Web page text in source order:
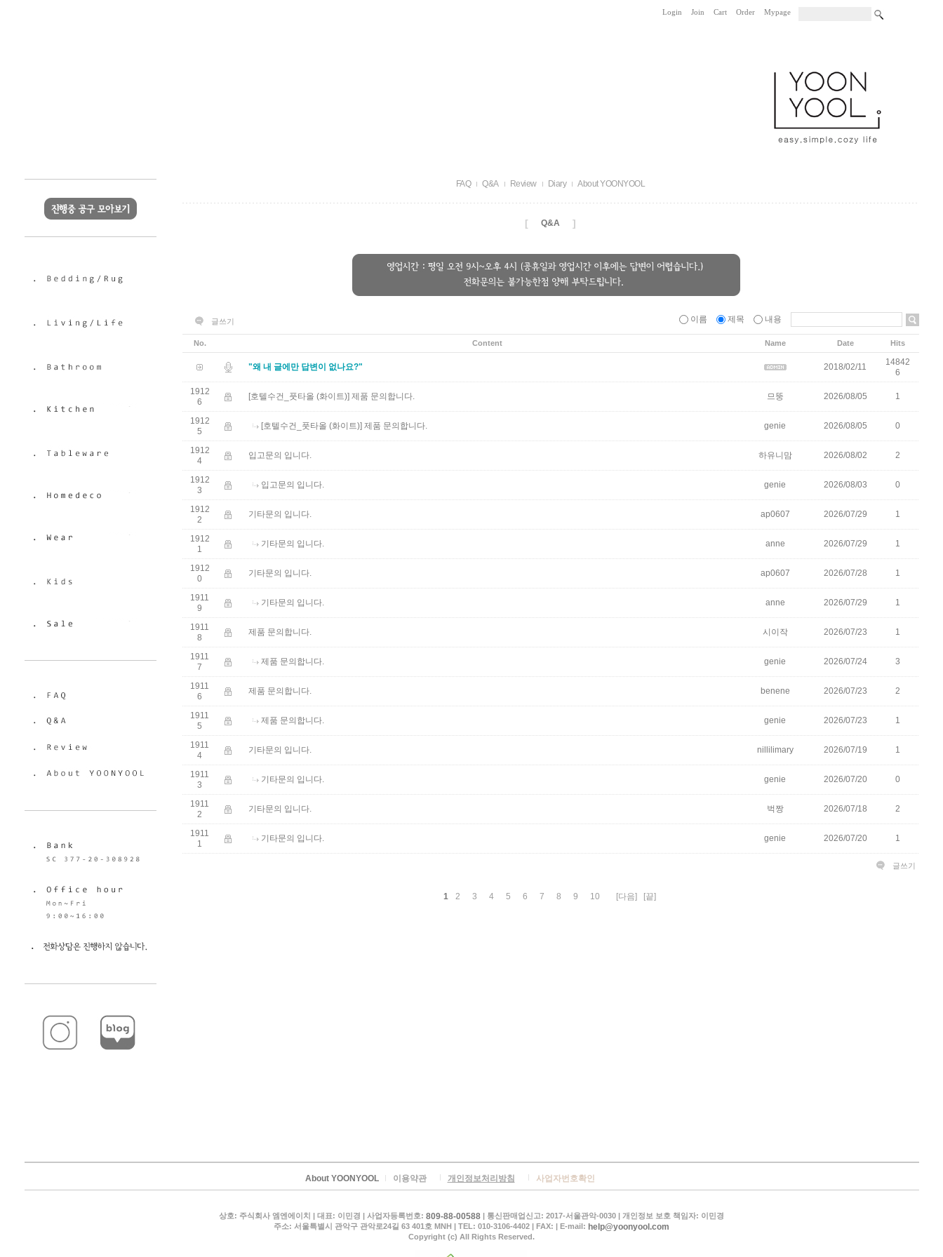
Login Join Cart Order Mypage
FAQ Q&A Review Diary About YOONYOOL
[ Q&A ]
글쓰기 이름 제목 내용
No. Content Name Date Hits
"왜 내 글에만 답변이 없나요?" 2018/02/11
14842
6
1912
6
[호텔수건_풋타올 (화이트)] 제품 문의합니다. 므뚱 2026/08/05 1
1912
5
[호텔수건_풋타올 (화이트)] 제품 문의합니다. genie 2026/08/05 0
1912
4
입고문의 입니다. 하유니맘 2026/08/02 2
1912
3
입고문의 입니다. genie 2026/08/03 0
1912
2
기타문의 입니다. ap0607 2026/07/29 1
1912
1
기타문의 입니다. anne 2026/07/29 1
1912
0
기타문의 입니다. ap0607 2026/07/28 1
1911
9
기타문의 입니다. anne 2026/07/29 1
1911
8
제품 문의합니다. 시이작 2026/07/23 1
1911
7
제품 문의합니다. genie 2026/07/24 3
1911
6
제품 문의합니다. benene 2026/07/23 2
1911
5
제품 문의합니다. genie 2026/07/23 1
1911
4
기타문의 입니다. nillilimary 2026/07/19 1
1911
3
기타문의 입니다. genie 2026/07/20 0
1911
2
기타문의 입니다. 벅짱 2026/07/18 2
1911
1
기타문의 입니다. genie 2026/07/20 1
글쓰기
1 2 3 4 5 6 7 8 9 10 [다음] [끝]
About YOONYOOL 이용약관 개인정보처리방침 사업자번호확인
상호: 주식회사 엠엔에이치 | 대표: 이민경 | 사업자등록번호: 809-88-00588 | 통신판매업신고: 2017-서울관악-0030 | 개인정보 보호 책임자: 이민경
주소: 서울특별시 관악구 관악로24길 63 401호 MNH | TEL: 010-3106-4402 | FAX: | E-mail: help@yoonyool.com
Copyright (c) All Rights Reserved.